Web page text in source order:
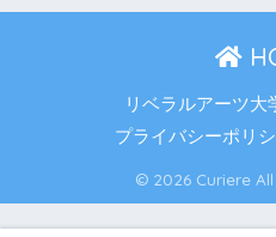
リベラルアーツ大
プライバシーポリ
© 2026 Curiere